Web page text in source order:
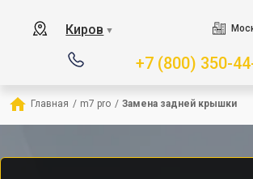
Киров ▼
+7 (800) 350-
Главная / m7 pro / Замена задней крышки